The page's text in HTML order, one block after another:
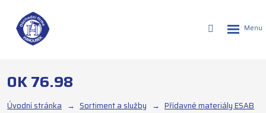
OK 76.98
Úvodní stránka Sortiment a služby
Přídavné materiály ESAB